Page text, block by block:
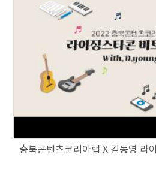
충북콘텐츠코리아랩 X 김동영 라